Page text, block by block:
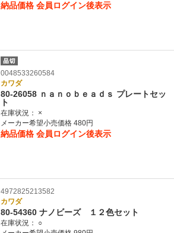
納品価格 会員ログイン後表示
0048533260584
カワダ
80-26058 ｎａｎｏｂｅａｄｓ プレートセッ
ト
在庫状況：
×
メーカー希望小売価格 480円
納品価格 会員ログイン後表示
4972825213582
カワダ
80-54360 ナノビーズ １２色セット
在庫状況：
○